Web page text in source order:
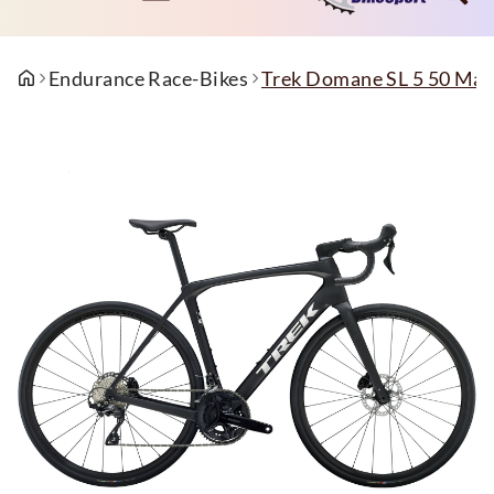
Endurance Race-Bikes Trek Domane SL 5 50